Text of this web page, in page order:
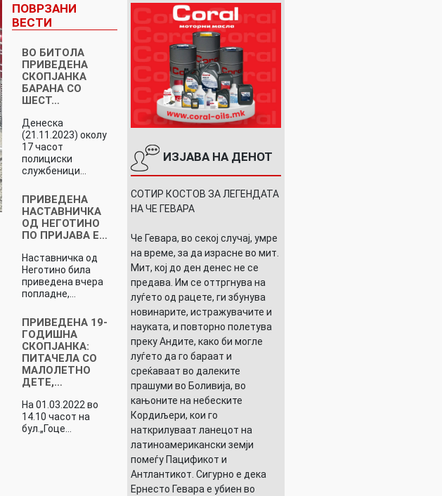
ПОВРЗАНИ
ВЕСТИ
ВО БИТОЛА
ПРИВЕДЕНА
СКОПЈАНКА
БАРАНА СО
ШЕСТ…
Денеска
(21.11.2023) околу
17 часот
полициски
службеници…
ПРИВЕДЕНА
НАСТАВНИЧКА
ОД НЕГОТИНО
ПО ПРИЈАВА Е…
Наставничка од
Неготино била
приведена вчера
попладне,…
ПРИВЕДЕНА 19-
ГОДИШНА
СКОПЈАНКА:
ПИТАЧЕЛА СО
МАЛОЛЕТНО
ДЕТЕ,…
На 01.03.2022 во
14.10 часот на
бул.„Гоце…
ИЗЈАВА НА ДЕНОТ
СОТИР КОСТОВ ЗА ЛЕГЕНДАТА
НА ЧЕ ГЕВАРА
Че Гевара, во секој случај, умре
на време, за да израсне во мит.
Мит, кој до ден денес не се
предава. Им се оттргнува на
луѓето од рацете, ги збунува
новинарите, истражувачите и
науката, и повторно полетува
преку Андите, како би могле
луѓето да го бараат и
среќаваат во далеките
прашуми во Боливија, во
кањоните на небеските
Кордиљери, кои го
наткрилуваат ланецот на
латиноамерикански земји
помеѓу Пацификот и
Антлантикот. Сигурно е дека
Ернесто Гевара е убиен во